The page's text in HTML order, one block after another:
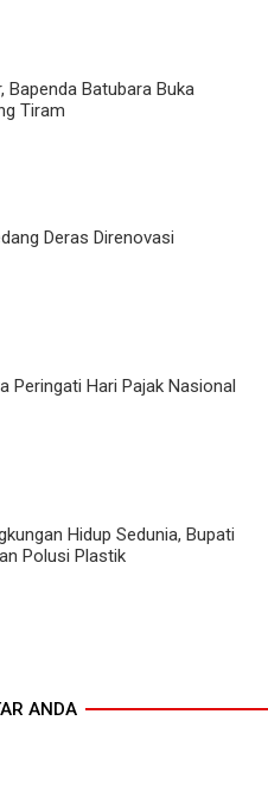
Bapenda Batubara Buka
Tiram
Deras Direnovasi
Peringati Hari Pajak Nasional
Hidup Sedunia, Bupati
Polusi Plastik
ANDA